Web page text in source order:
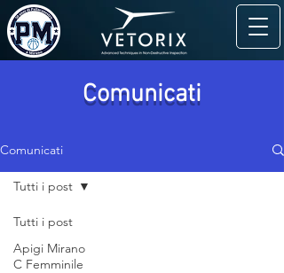
Comunicati
Comunicati
Tutti i post
Apigi Mirano
C Femminile
Tutti i post